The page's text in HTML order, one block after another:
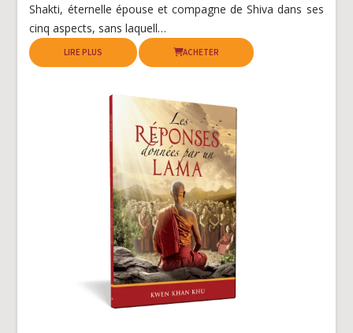
Shakti, éternelle épouse et compagne de Shiva dans ses
cinq aspects, sans laquell…
LIRE PLUS ACHETER